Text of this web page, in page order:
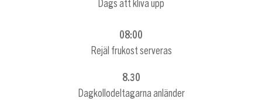
Dags att kliva upp
08:00
Rejäl frukost serveras
8.30
Dagkollodeltagarna anländer